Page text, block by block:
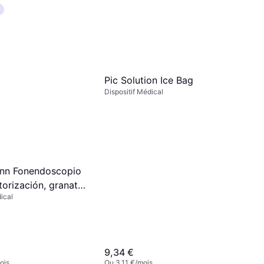
Fonendoscopio
granate,
Pic Solution Ice Bag
Dispositif Médical
9,34 €